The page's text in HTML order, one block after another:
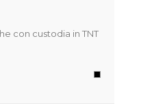
con custodia in TNT